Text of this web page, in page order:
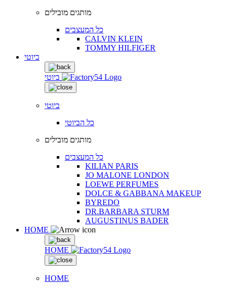
מותגים מובילים
כל המעצבים
CALVIN KLEIN
TOMMY HILFIGER
ביוטי
ביוטי
ביוטי
כל הביוטי
מותגים מובילים
כל המעצבים
KILIAN PARIS
JO MALONE LONDON
LOEWE PERFUMES
DOLCE & GABBANA MAKEUP
BYREDO
DR.BARBARA STURM
AUGUSTINUS BADER
HOME
HOME
HOME